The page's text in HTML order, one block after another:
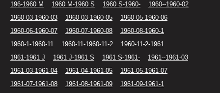
196-1960 M
1960 M-1960 S 1960 S-1960-
1960--1960-02
1960-03-1960-03
1960-03-1960-05
1960-05-1960-06
1960-06-1960-07
1960-07-1960-08
1960-08-1960-1
1960-1-1960-11
1960-11-1960-11-2
1960-11-2-1961
1961-1961 J
1961 J-1961 S 1961 S-1961-
1961--1961-03
1961-03-1961-04
1961-04-1961-05
1961-05-1961-07
1961-07-1961-08
1961-08-1961-09
1961-09-1961-1